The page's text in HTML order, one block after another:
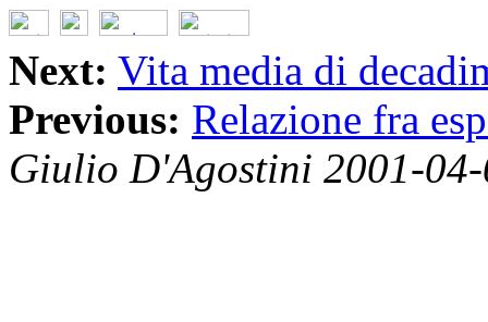
Next: Vita media di
Previous: Relazione fra
Giulio D'Agostini 2001-